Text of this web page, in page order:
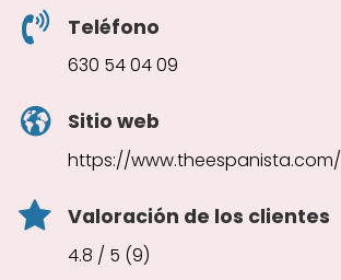
Teléfono
630 54 04 09
Sitio web
https://www.theespanista.com/
Valoración de los clientes
4.8 / 5 (9)